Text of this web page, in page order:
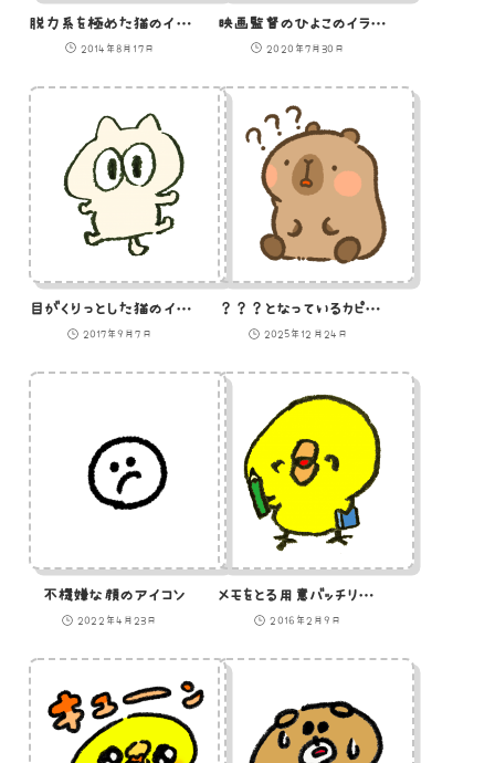
脱力系を極めた猫のイラスト
2014年8月17日
映画監督のひよこのイラスト
2020年7月30日
目がくりっとした猫のイラスト
2017年9月7日
？？？となっているカピバラ
2025年12月24日
不機嫌な顔のアイコン
2022年4月23日
メモをとる用意バッチリのひよこのイラスト
2016年2月9日